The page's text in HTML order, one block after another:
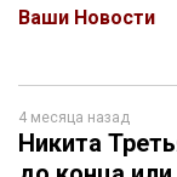
Ваши Новости
4 месяца назад
Никита